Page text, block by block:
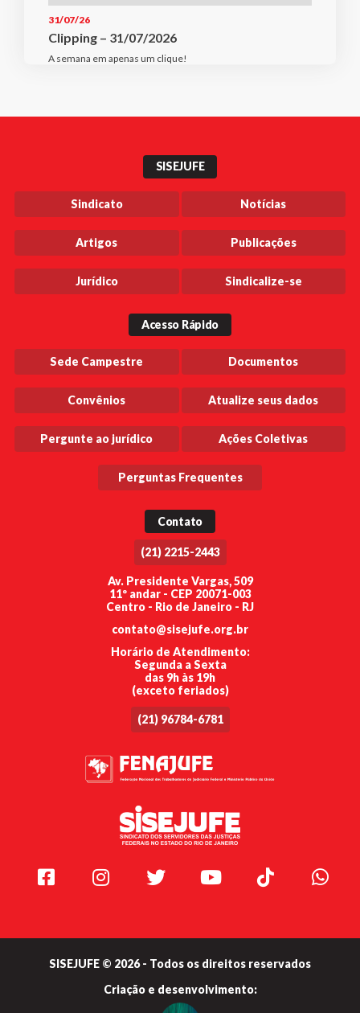
31/07/26
Clipping – 31/07/2026
A semana em apenas um clique!
SISEJUFE
Sindicato Notícias
Artigos Publicações
Jurídico Sindicalize-se
Acesso Rápido
Sede Campestre Documentos
Convênios Atualize seus dados
Pergunte ao jurídico Ações Coletivas
Perguntas Frequentes
Contato
(21) 2215-2443
Av. Presidente Vargas, 509
11º andar - CEP 20071-003
Centro - Rio de Janeiro - RJ
contato@sisejufe.org.br
Horário de Atendimento:
Segunda a Sexta
das 9h às 19h
(exceto feriados)
(21) 96784-6781
Facebook Instagram Twitter Youtube TikTok
SISEJUFE © 2026 - Todos os direitos reservados
Criação e desenvolvimento: